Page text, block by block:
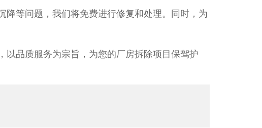
等问题，我们将免费进行修复和处理。同时，为
以品质服务为宗旨，为您的厂房拆除项目保驾护